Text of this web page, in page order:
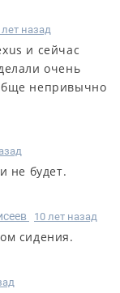
лет назад
и сейчас
очень
непривычно
не будет.
10 лет назад
сидения.